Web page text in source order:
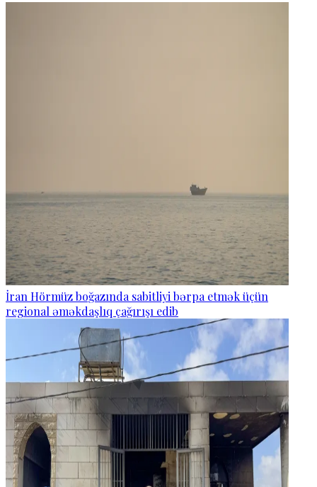
İran Hörmüz boğazında sabitliyi bərpa etmək üçün
regional əməkdaşlıq çağırışı edib